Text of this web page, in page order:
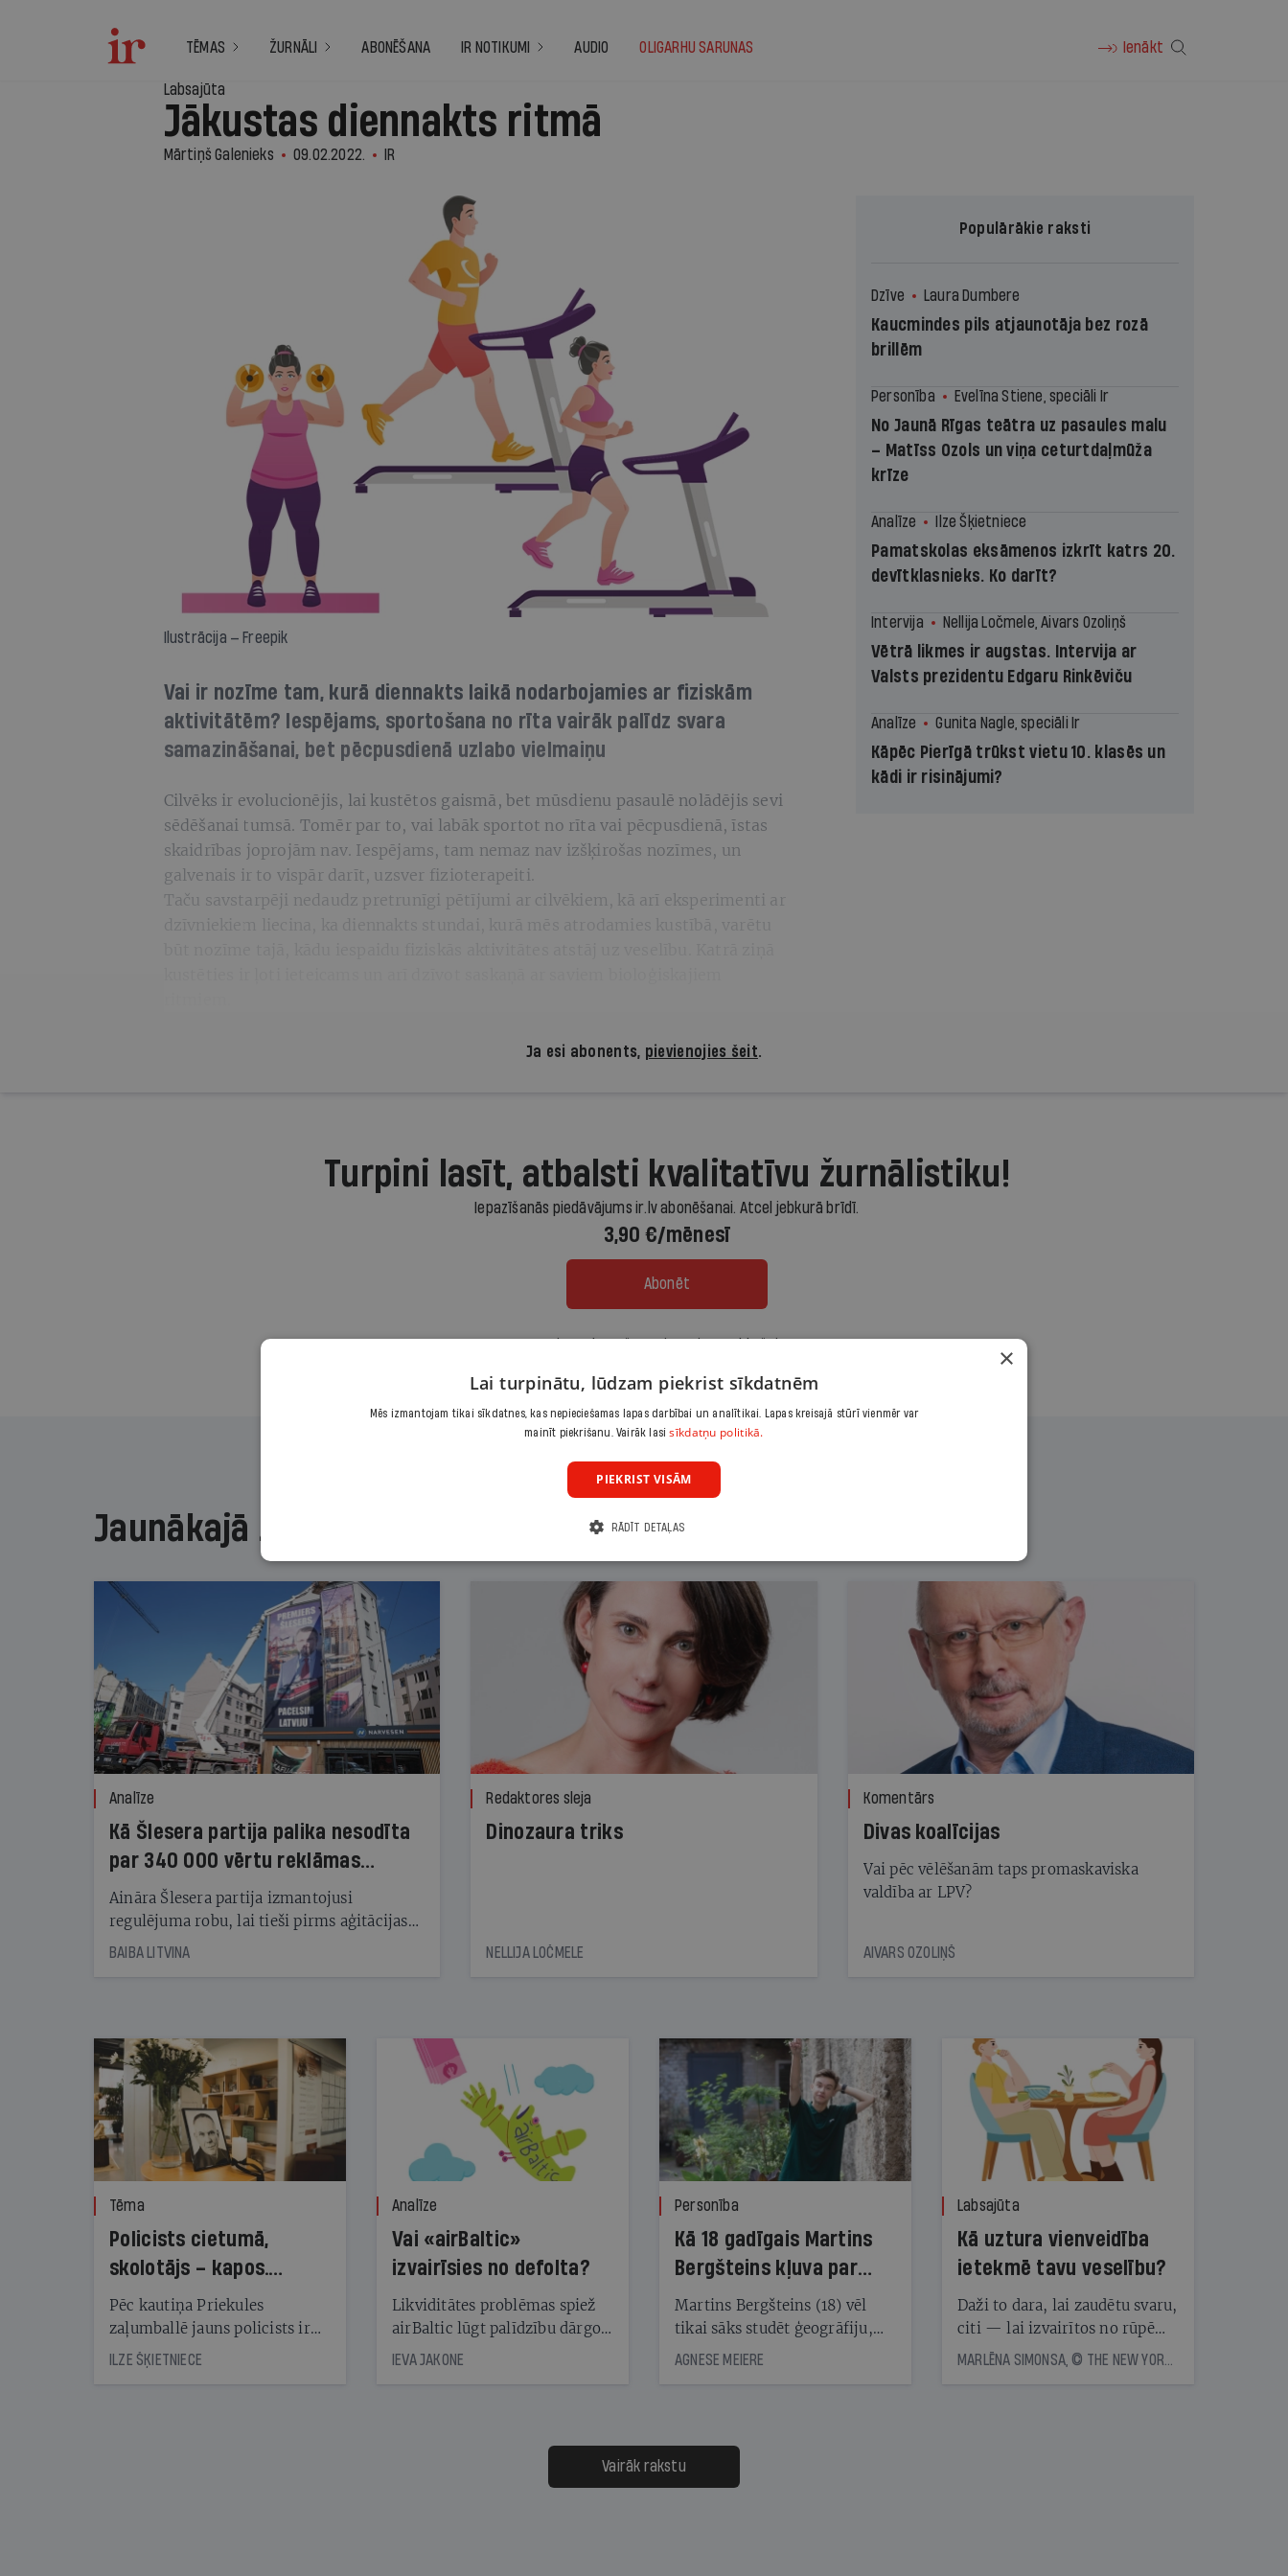
TĒMAS ŽURNĀLI ABONĒŠANA IR NOTIKUMI AUDIO OLIGARHU SARUNAS Ienākt
Labsajūta
Jākustas diennakts ritmā
Mārtiņš Galenieks 09.02.2022. IR
Ilustrācija — Freepik
Vai ir nozīme tam, kurā diennakts laikā nodarbojamies ar fiziskām
aktivitātēm? Iespējams, sportošana no rīta vairāk palīdz svara
samazināšanai, bet pēcpusdienā uzlabo vielmaiņu
Cilvēks ir evolucionējis, lai kustētos gaismā, bet mūsdienu pasaulē nolādējis sevi
sēdēšanai tumsā. Tomēr par to, vai labāk sportot no rīta vai pēcpusdienā, īstas
skaidrības joprojām nav. Iespējams, tam nemaz nav izšķirošas nozīmes, un
galvenais ir to vispār darīt, uzsver fizioterapeiti.
Taču savstarpēji nedaudz pretrunīgi pētījumi ar cilvēkiem, kā arī eksperimenti ar
Populārākie raksti
Dzīve Laura Dumbere
Kaucmindes pils atjaunotāja bez rozā
brillēm
Personība Evelīna Stiene, speciāli Ir
No Jaunā Rīgas teātra uz pasaules malu
– Matīss Ozols un viņa ceturtdaļmūža
krīze
Analīze Ilze Šķietniece
Pamatskolas eksāmenos izkrīt katrs 20.
devītklasnieks. Ko darīt?
Intervija Nellija Ločmele, Aivars Ozoliņš
Vētrā likmes ir augstas. Intervija ar
Valsts prezidentu Edgaru Rinkēviču
Analīze Gunita Nagle, speciāli Ir
Kāpēc Pierīgā trūkst vietu 10. klasēs un
kādi ir risinājumi?
Ja esi abonents, pievienojies šeit.
Turpini lasīt, atbalsti kvalitatīvu žurnālistiku!
Iepazīšanās piedāvājums ir.lv abonēšanai. Atcel jebkurā brīdī.
3,90 €/mēnesī
Abonēt
Jaunākajā žurnālā
Analīze
Kā Šlesera partija palika nesodīta
par 340 000 vērtu reklāmas
kampaņu
Aināra Šlesera partija izmantojusi
regulējuma robu, lai tieši pirms aģitācijas
starta izreklamētos par summu, kas
BAIBA LITVINA
Redaktores sleja
Dinozaura triks
NELLIJA LOČMELE
Komentārs
Divas koalīcijas
Vai pēc vēlēšanām taps promaskaviska
valdība ar LPV?
AIVARS OZOLIŅŠ
Tēma
Policists cietumā,
skolotājs – kapos.
Reibuma cena Priekulē
Pēc kautiņa Priekules
zaļumballē jauns policists ir
nonācis cietumā, bet
cienījams pedagogs — kapos.
ILZE ŠĶIETNIECE
Analīze
Vai «airBaltic»
izvairīsies no defolta?
Likviditātes problēmas spiež
airBaltic lūgt palīdzību dārgo
obligāciju turētājiem, taču
samaksāt augstos procentus,
kas jāpārskaita jau trīs dienas
pirms nākamās sapulces
IEVA JAKONE
Personība
Kā 18 gadīgais Martins
Bergšteins kļuva par
laika ziņu seju?
Martins Bergšteins (18) vēl
tikai sāks studēt ģeogrāfiju,
bet viņa sacītajam jau uzticas
uzcītīga darba, mammas
atbalsts un drosme turpināt
meteovērojumus arī tad, kad
AGNESE MEIERE
Labsajūta
Kā uztura vienveidība
ietekmē tavu veselību?
Daži to dara, lai zaudētu svaru,
citi — lai izvairītos no rūpēm,
kas saistītas ar ēdienreižu
Vairāk rakstu
×
Lai turpinātu, lūdzam piekrist sīkdatnēm
Mēs izmantojam tikai sīkdatnes, kas nepieciešamas lapas darbībai un analītikai. Lapas kreisajā stūrī vienmēr var
mainīt piekrišanu. Vairāk lasisīkdatņu politikā.
PIEKRIST VISĀM
RĀDĪT DETAĻAS